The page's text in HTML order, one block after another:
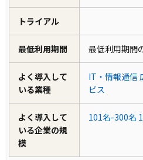
トライアル
最低利用期間 最低利用期間
よく導入して
いる業種
IT・情報通信
ビス
よく導入して
いる企業の規
模
101名-300名